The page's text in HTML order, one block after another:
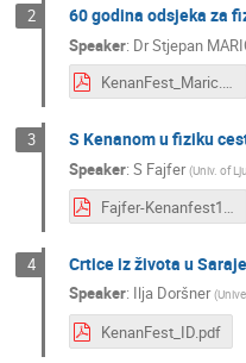
2 60 godina odsjeka za
Speaker: DrStjepan
KenanFest_Maric.pdf
3 S Kenanom u fiziku
Speaker: S Fajfer (Univ. of
Fajfer-Kenanfest19.pdf
4 Crtice iz života u
Speaker: Ilja Doršner (
KenanFest_ID.pdf